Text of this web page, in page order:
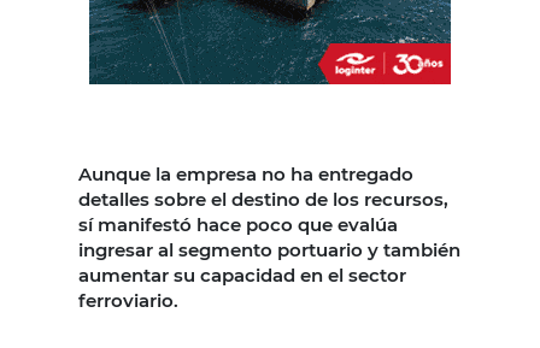
Aunque la empresa no ha entregado
detalles sobre el destino de los recursos,
sí manifestó hace poco que evalúa
ingresar al segmento portuario y también
aumentar su capacidad en el sector
ferroviario.